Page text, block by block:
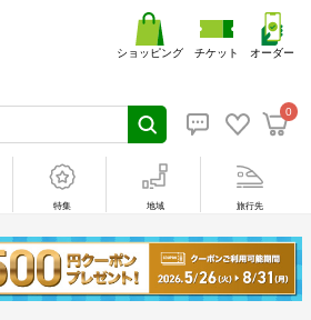
0
ショッピング チケット オーダー
特集 地域 旅行先